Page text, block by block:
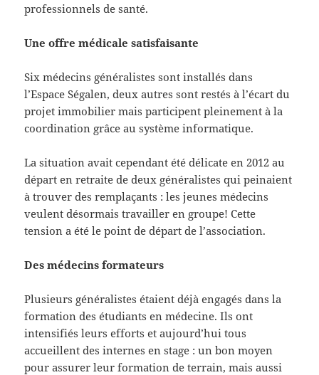
professionnels de santé.
Une offre médicale satisfaisante
Six médecins généralistes sont installés dans
l’Espace Ségalen, deux autres sont restés à l’écart du
projet immobilier mais participent pleinement à la
coordination grâce au système informatique.
La situation avait cependant été délicate en 2012 au
départ en retraite de deux généralistes qui peinaient
à trouver des remplaçants : les jeunes médecins
veulent désormais travailler en groupe! Cette
tension a été le point de départ de l’association.
Des médecins formateurs
Plusieurs généralistes étaient déjà engagés dans la
formation des étudiants en médecine. Ils ont
intensifiés leurs efforts et aujourd’hui tous
accueillent des internes en stage : un bon moyen
pour assurer leur formation de terrain, mais aussi